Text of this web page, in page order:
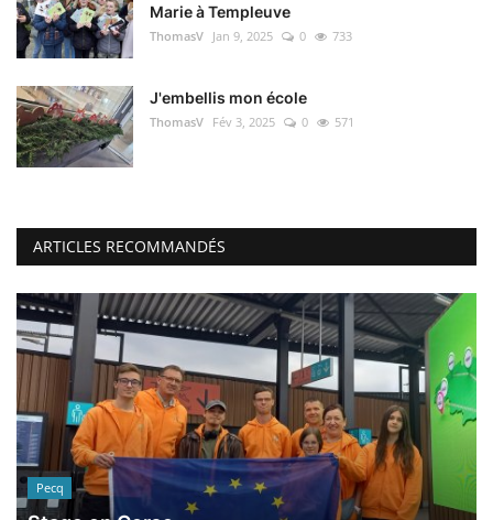
Marie à Templeuve
ThomasV Jan 9, 2025 0 733
J'embellis mon école
ThomasV Fév 3, 2025 0 571
ARTICLES RECOMMANDÉS
Pecq